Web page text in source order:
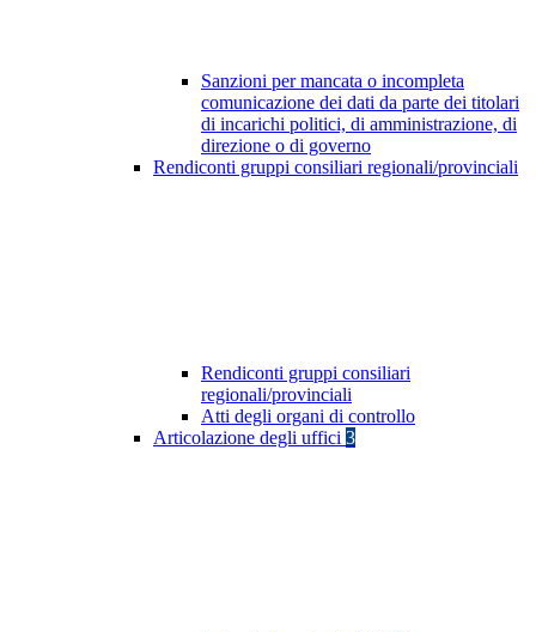
Sanzioni per mancata o incompleta
comunicazione dei dati da parte dei titolari
di incarichi politici, di amministrazione, di
direzione o di governo
Rendiconti gruppi consiliari regionali/provinciali
Rendiconti gruppi consiliari
regionali/provinciali
Atti degli organi di controllo
Articolazione degli uffici 3